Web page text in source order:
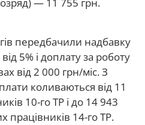
— 11 755 грн.
передбачили надбавку
5% і доплату за роботу
від 2 000 грн/міс. З
коливаються від 11
10-го ТР і до 14 943
працівників 14-го ТР.